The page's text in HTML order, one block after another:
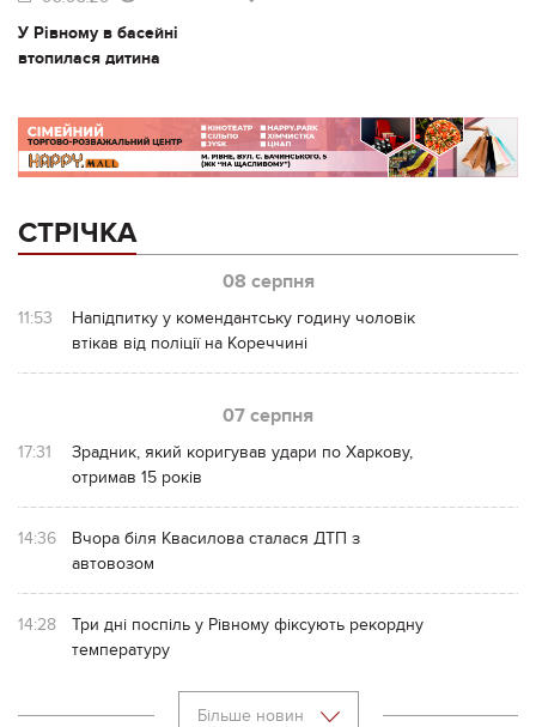
У Рівному в басейні
втопилася дитина
СТРІЧКА
08 серпня
11:53
Напідпитку у комендантську годину чоловік
втікав від поліції на Кореччині
07 серпня
17:31
Зрадник, який коригував удари по Харкову,
отримав 15 років
14:36
Вчора біля Квасилова сталася ДТП з
автовозом
14:28
Три дні поспіль у Рівному фіксують рекордну
температуру
Більше новин